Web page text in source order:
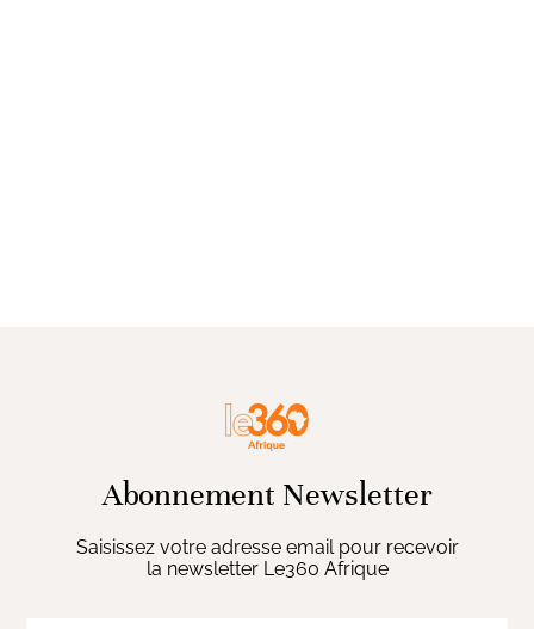
Abonnement Newsletter
Saisissez votre adresse email pour recevoir
la newsletter Le360 Afrique